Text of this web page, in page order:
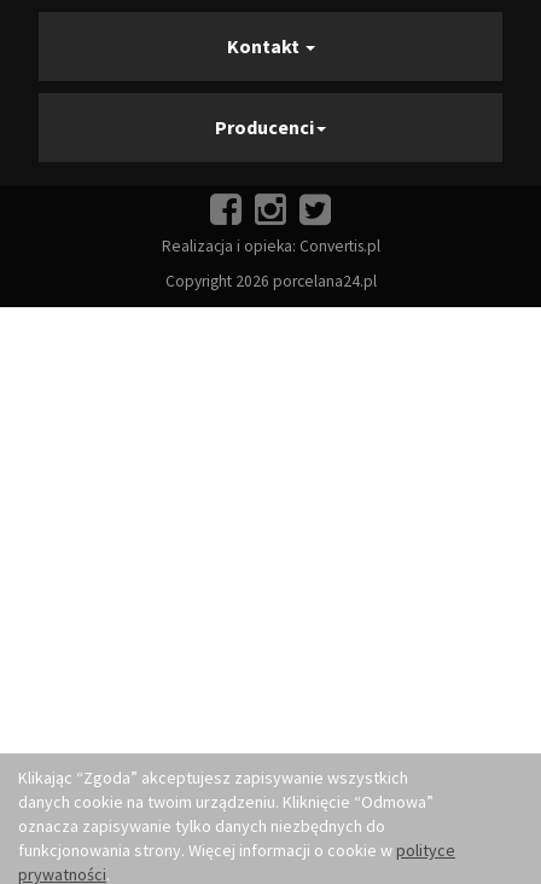
Kontakt
Producenci
Realizacja i opieka: Convertis.pl
Copyright 2026 porcelana24.pl
Klikając “Zgoda” akceptujesz zapisywanie wszystkich
danych cookie na twoim urządzeniu. Kliknięcie “Odmowa”
oznacza zapisywanie tylko danych niezbędnych do
funkcjonowania strony. Więcej informacji o cookie w polityce
prywatności.